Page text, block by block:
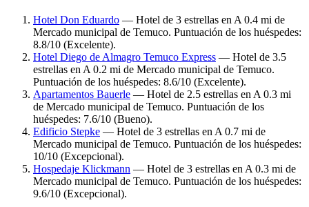
Hotel Don Eduardo — Hotel de 3 estrellas en A 0.4 mi de
Mercado municipal de Temuco. Puntuación de los huéspedes:
8.8/10 (Excelente).
Hotel Diego de Almagro Temuco Express — Hotel de 3.5
estrellas en A 0.2 mi de Mercado municipal de Temuco.
Puntuación de los huéspedes: 8.6/10 (Excelente).
Apartamentos Bauerle — Hotel de 2.5 estrellas en A 0.3 mi
de Mercado municipal de Temuco. Puntuación de los
huéspedes: 7.6/10 (Bueno).
Edificio Stepke — Hotel de 3 estrellas en A 0.7 mi de
Mercado municipal de Temuco. Puntuación de los huéspedes:
10/10 (Excepcional).
Hospedaje Klickmann — Hotel de 3 estrellas en A 0.3 mi de
Mercado municipal de Temuco. Puntuación de los huéspedes:
9.6/10 (Excepcional).